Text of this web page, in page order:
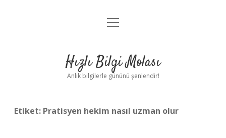
Anasayfa
Yasal Uyarı
menüyü
Hızlı Bilgi Molası
Anlık bilgilerle gününü şenlendir!
Etiket: Pratisyen hekim nasıl uzman olur